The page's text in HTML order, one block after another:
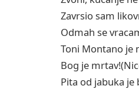
Zavrsio sam
Odmah se
Toni Montano je
Bog je
Pita od jabuka je